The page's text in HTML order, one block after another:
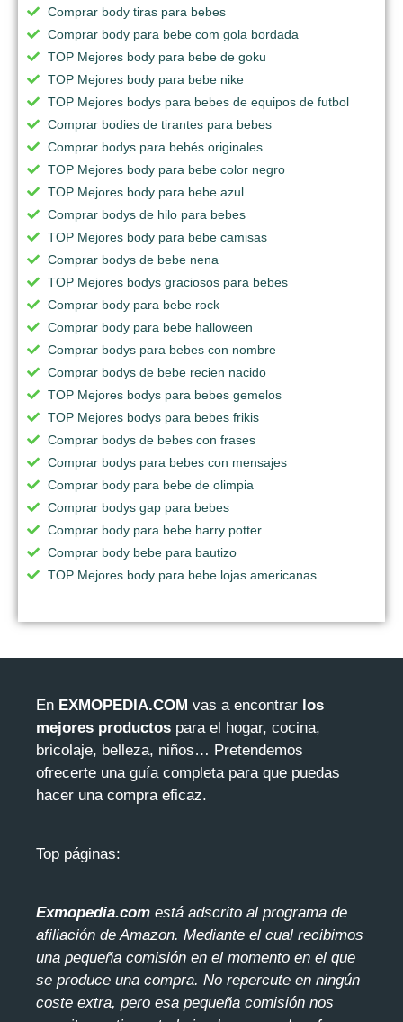
Comprar body tiras para bebes
Comprar body para bebe com gola bordada
TOP Mejores body para bebe de goku
TOP Mejores body para bebe nike
TOP Mejores bodys para bebes de equipos de futbol
Comprar bodies de tirantes para bebes
Comprar bodys para bebés originales
TOP Mejores body para bebe color negro
TOP Mejores body para bebe azul
Comprar bodys de hilo para bebes
TOP Mejores body para bebe camisas
Comprar bodys de bebe nena
TOP Mejores bodys graciosos para bebes
Comprar body para bebe rock
Comprar body para bebe halloween
Comprar bodys para bebes con nombre
Comprar bodys de bebe recien nacido
TOP Mejores bodys para bebes gemelos
TOP Mejores bodys para bebes frikis
Comprar bodys de bebes con frases
Comprar bodys para bebes con mensajes
Comprar body para bebe de olimpia
Comprar bodys gap para bebes
Comprar body para bebe harry potter
Comprar body bebe para bautizo
TOP Mejores body para bebe lojas americanas
En EXMOPEDIA.COM vas a encontrar los
mejores productos para el hogar, cocina,
bricolaje, belleza, niños… Pretendemos
ofrecerte una guía completa para que puedas
hacer una compra eficaz.
Top páginas:
Exmopedia.com está adscrito al programa de
afiliación de Amazon. Mediante el cual recibimos
una pequeña comisión en el momento en el que
se produce una compra. No repercute en ningún
coste extra, pero esa pequeña comisión nos